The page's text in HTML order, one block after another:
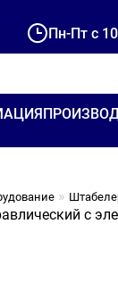
Пн-Пт с
с